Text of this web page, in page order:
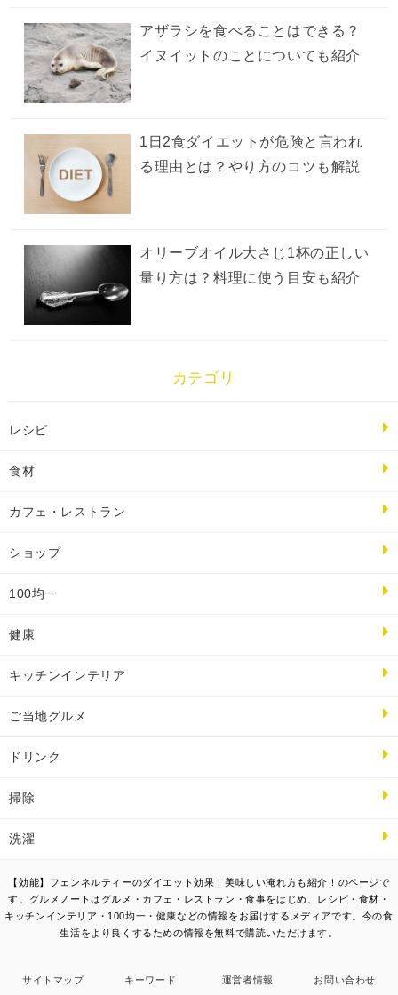
アザラシを食べることはできる？
イヌイットのことについても紹介
1日2食ダイエットが危険と言われ
る理由とは？やり方のコツも解説
オリーブオイル大さじ1杯の正しい
量り方は？料理に使う目安も紹介
カテゴリ
レシピ
食材
カフェ・レストラン
ショップ
100均一
健康
キッチンインテリア
ご当地グルメ
ドリンク
掃除
洗濯
【効能】フェンネルティーのダイエット効果！美味しい淹れ方も紹介！のページで
す。グルメノートはグルメ・カフェ・レストラン・食事をはじめ、レシピ・食材・
キッチンインテリア・100均一・健康などの情報をお届けするメディアです。今の食
生活をより良くするための情報を無料で購読いただけます。
サイトマップ キーワード 運営者情報 お問い合わせ